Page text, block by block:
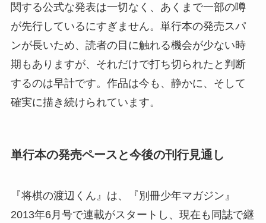
関する公式な発表は一切なく、あくまで一部の噂
が先行しているにすぎません。単行本の発売スパ
ンが長いため、読者の目に触れる機会が少ない時
期もありますが、それだけで打ち切られたと判断
するのは早計です。作品は今も、静かに、そして
確実に描き続けられています。
単行本の発売ペースと今後の刊行見通し
『将棋の渡辺くん』は、『別冊少年マガジン』
2013年6月号で連載がスタートし、現在も同誌で継